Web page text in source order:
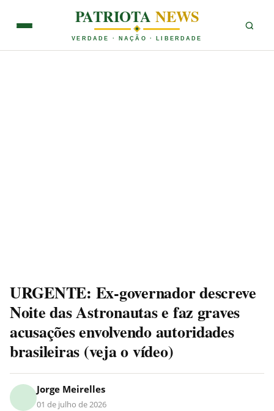
PATRIOTANEWS
VERDADE · NAÇÃO · LIBERDADE
URGENTE: Ex-governador descreve
Noite das Astronautas e faz graves
acusações envolvendo autoridades
brasileiras (veja o vídeo)
Jorge Meirelles
01 de julho de 2026